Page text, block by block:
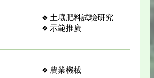
土壤肥料試驗研究
示範推廣
農業機械